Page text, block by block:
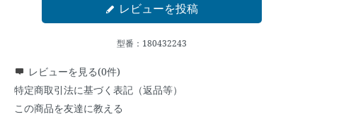
レビューを投稿
型番：180432243
レビューを見る(0件)
特定商取引法に基づく表記（返品等）
この商品を友達に教える